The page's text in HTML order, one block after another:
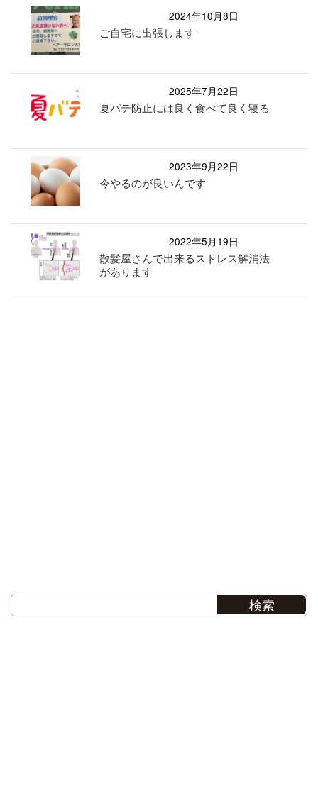
2024年10月8日
ご自宅に出張します
2025年7月22日
夏バテ防止には良く食べて良く寝る
2023年9月22日
今やるのが良いんです
2022年5月19日
散髪屋さんで出来るストレス解消法
があります